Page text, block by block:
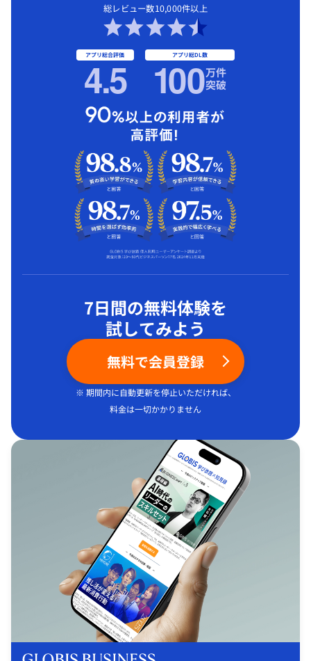
総レビュー数10,000件以上
アプリ総合評価
4.5 アプリ総DL数
100万件
突破
7日間の無料体験を
試してみよう
無料で会員登録
※ 期間内に自動更新を停止いただければ、
料金は一切かかりません